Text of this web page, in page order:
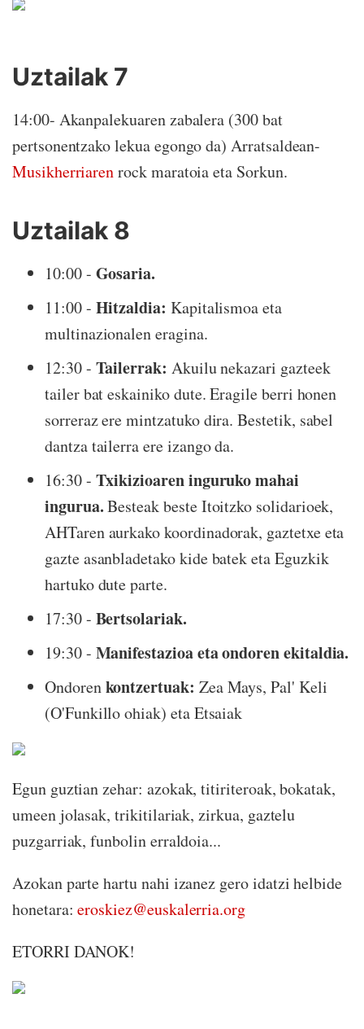
Uztailak 7
14:00- Akanpalekuaren zabalera (300 bat
pertsonentzako lekua egongo da) Arratsaldean-
Musikherriarenrock maratoia eta Sorkun.
Uztailak 8
10:00 - Gosaria.
11:00 - Hitzaldia: Kapitalismoa eta
multinazionalen eragina.
12:30 - Tailerrak: Akuilu nekazari gazteek
tailer bat eskainiko dute. Eragile berri honen
sorreraz ere mintzatuko dira. Bestetik, sabel
dantza tailerra ere izango da.
16:30 - Txikizioaren inguruko mahai
ingurua.Besteak beste Itoitzko solidarioek,
AHTaren aurkako koordinadorak, gaztetxe eta
gazte asanbladetako kide batek eta Eguzkik
hartuko dute parte.
17:30 - Bertsolariak.
19:30 - Manifestazioa eta ondoren ekitaldia.
Ondorenkontzertuak: Zea Mays, Pal' Keli
(O'Funkillo ohiak) eta Etsaiak
Egun guztian zehar: azokak, titiriteroak, bokatak,
umeen jolasak, trikitilariak, zirkua, gaztelu
puzgarriak, funbolin erraldoia...
Azokan parte hartu nahi izanez gero idatzi helbide
honetara:eroskiez@euskalerria.org
ETORRI DANOK!